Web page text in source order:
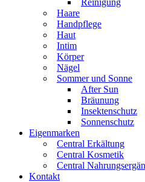
Haare
Handpflege
Haut
Intim
Körper
Nägel
Sommer und Sonne
After Sun
Bräunung
Insektenschutz
Sonnenschutz
Eigenmarken
Central Erkältung
Central Kosmetik
Central
Kontakt